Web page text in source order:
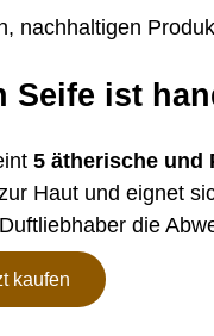
nachhaltigen
Seife ist
5 ätherische und
Haut und eignet
die
kaufen